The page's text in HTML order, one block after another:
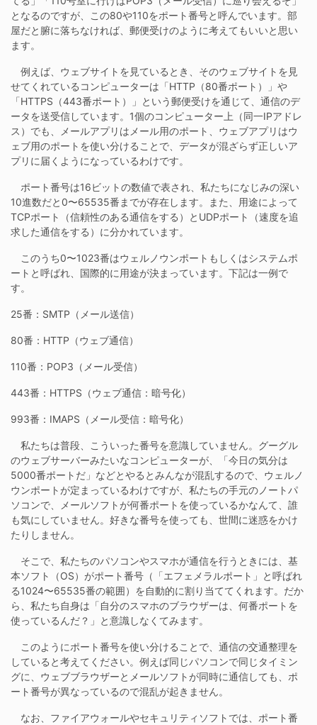
となるのですが、この80や110をポート番号と呼んでいます。部
屋だと腑に落ちなければ、郵便受けのように考えてもいいと思い
ます。
例えば、ウェブサイトを見ているとき、そのウェブサイトを見
せてくれているコンピューターは「HTTP（80番ポート）」や
「HTTPS（443番ポート）」という郵便受けを通じて、通信のデ
ータを送受信しています。1個のコンピューター上（同一IPアドレ
ス）でも、メールアプリはメール用のポート、ウェブアプリはウ
ェブ用のポートを使い分けることで、データが混ざらず正しいア
プリに届くようになっているわけです。
ポート番号は16ビットの数値で表され、私たちになじみの深い
10進数だと0〜65535番までが存在します。また、用途によって
TCPポート（信頼性のある通信をする）とUDPポート（速度を追
求した通信をする）に分かれています。
このうち0〜1023番はウェルノウンポートもしくはシステムポ
ートと呼ばれ、国際的に用途が決まっています。下記は一例で
す。
25番：SMTP（メール送信）
80番：HTTP（ウェブ通信）
110番：POP3（メール受信）
443番：HTTPS（ウェブ通信：暗号化）
993番：IMAPS（メール受信：暗号化）
私たちは普段、こういった番号を意識していません。グーグル
のウェブサーバーみたいなコンピューターが、「今日の気分は
5000番ポートだ」などとやるとみんなが混乱するので、ウェルノ
ウンポートが定まっているわけですが、私たちの手元のノートパ
ソコンで、メールソフトが何番ポートを使っているかなんて、誰
も気にしていません。好きな番号を使っても、世間に迷惑をかけ
たりしません。
そこで、私たちのパソコンやスマホが通信を行うときには、基
本ソフト（OS）がポート番号（「エフェメラルポート」と呼ばれ
る1024〜65535番の範囲）を自動的に割り当ててくれます。だか
ら、私たち自身は「自分のスマホのブラウザーは、何番ポートを
使っているんだ？」と意識しなくてみます。
このようにポート番号を使い分けることで、通信の交通整理を
していると考えてください。例えば同じパソコンで同じタイミン
グに、ウェブブラウザーとメールソフトが同時に通信しても、ポ
ート番号が異なっているので混乱が起きません。
なお、ファイアウォールやセキュリティソフトでは、ポート番